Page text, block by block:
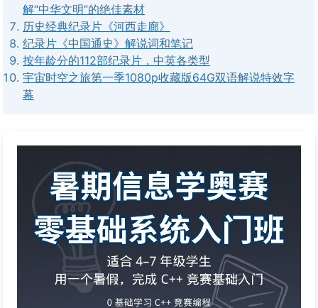
解“中华文明”的绝佳素材
历史经典纪录片《河西走廊》
纪录片《中国通史》解说词和笔记
按年龄分的112部纪录片，中英各类型
宇宙时空之旅第一季1080p收藏版64G双语解说特效字
幕